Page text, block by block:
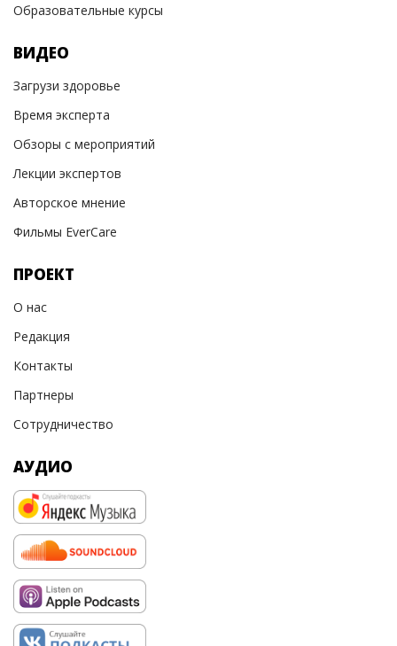
Образовательные курсы
ВИДЕО
Загрузи здоровье
Время эксперта
Обзоры с мероприятий
Лекции экспертов
Авторское мнение
Фильмы EverCare
ПРОЕКТ
О нас
Редакция
Контакты
Партнеры
Сотрудничество
АУДИО